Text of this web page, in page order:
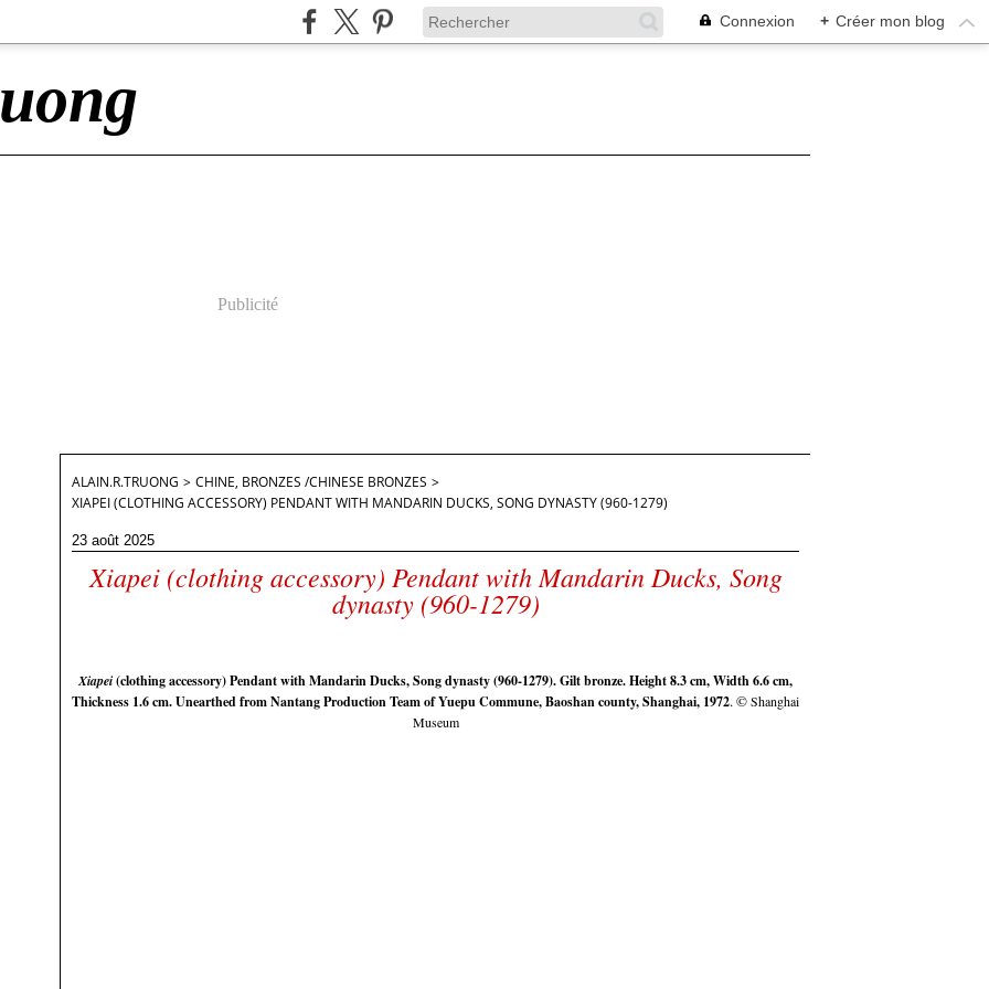
Connexion + Créer mon blog
Publicité
ALAIN.R.TRUONG > CHINE, BRONZES /CHINESE BRONZES >
XIAPEI (CLOTHING ACCESSORY) PENDANT WITH MANDARIN DUCKS, SONG DYNASTY (960-1279)
23 août 2025
Xiapei (clothing accessory) Pendant with Mandarin Ducks, Song
dynasty (960-1279)
Xiapei(clothing accessory) Pendant with Mandarin Ducks, Song dynasty (960-1279). Gilt bronze. Height 8.3 cm, Width 6.6 cm,
Thickness 1.6 cm. Unearthed from Nantang Production Team of Yuepu Commune, Baoshan county, Shanghai, 1972. ©Shanghai
Museum